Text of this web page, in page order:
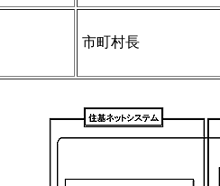
市町村長